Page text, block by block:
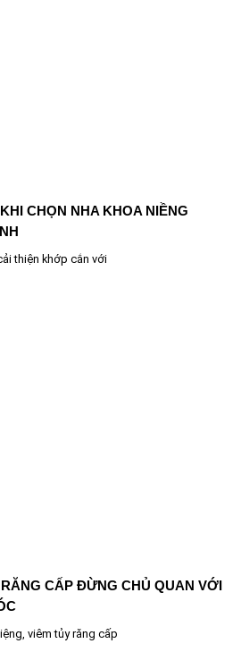
CHỌN NHA KHOA NIỀNG
thiện khớp cắn với
CẤP ĐỪNG CHỦ QUAN VỚI
viêm tủy răng cấp